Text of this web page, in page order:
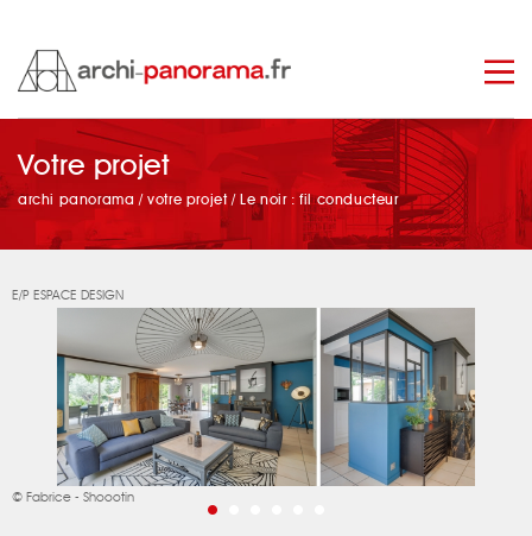
manage_search
Votre projet
archi panorama /votre projet / Le noir : fil conducteur
E/P ESPACE DESIGN
© Fabrice - Shoootin